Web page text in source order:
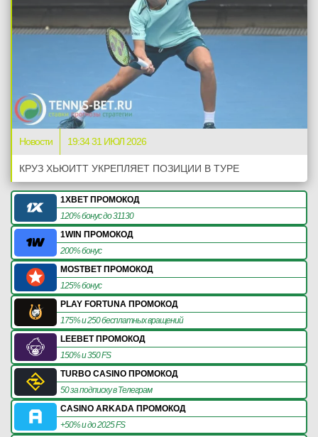
Новости 19:34 31 ИЮЛ 2026
КРУЗ ХЬЮИТТ УКРЕПЛЯЕТ ПОЗИЦИИ В ТУРЕ
1XBET ПРОМОКОД
120% бонус до 31130
1WIN ПРОМОКОД
200% бонус
MOSTBET ПРОМОКОД
125% бонус
PLAY FORTUNA ПРОМОКОД
175% и 250 бесплатных вращений
LEEBET ПРОМОКОД
150% и 350 FS
TURBO CASINO ПРОМОКОД
50 за подписку в Телеграм
CASINO ARKADA ПРОМОКОД
+50% и до 2025 FS